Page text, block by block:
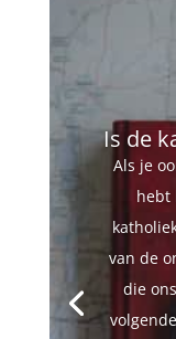
Is de
Als je
hebt
van de
die